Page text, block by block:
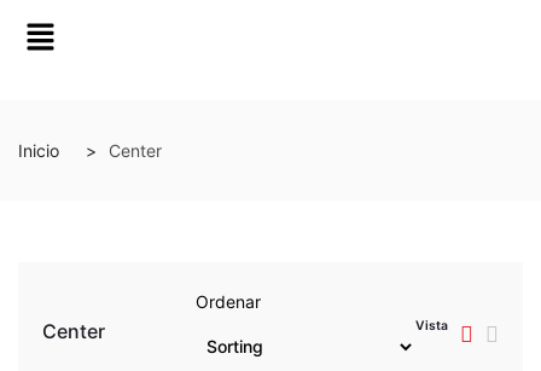
Inicio Center
Center
Ordenar
Vista